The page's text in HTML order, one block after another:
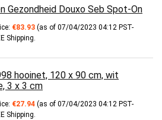
Gezondheid Douxo Seb Spot-On
€83.93 (as of 07/04/2023 04:12 PST-
Shipping
hooinet, 120 x 90 cm, wit
3 x 3 cm
€27.94 (as of 07/04/2023 04:12 PST-
Shipping